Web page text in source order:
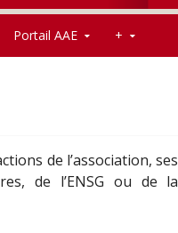
Portail AAE +
de l’association, ses
de l’ENSG ou de la